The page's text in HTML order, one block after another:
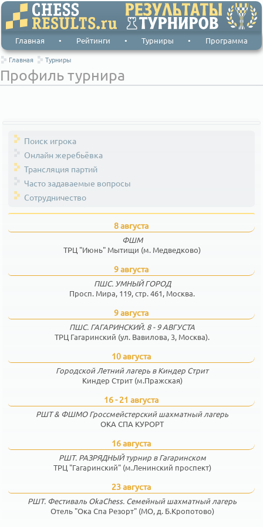
Главная • Рейтинги • Турниры • Программа
Главная Турниры
Профиль турнира
Поиск игрока
Онлайн жеребьёвка
Трансляция партий
Часто задаваемые вопросы
Сотрудничество
8 августа
ФШМ
ТРЦ "Июнь" Мытищи (м. Медведково)
9 августа
ПШС. УМНЫЙ ГОРОД
Просп. Мира, 119, стр. 461, Москва.
9 августа
ПШС. ГАГАРИНСКИЙ. 8 - 9 АВГУСТА
ТРЦ Гагаринский (ул. Вавилова, 3, Москва).
10 августа
Городской Летний лагерь в Киндер Стрит
Киндер Стрит (м.Пражская)
16 - 21 августа
РШТ & ФШМО Гроссмейстерский шахматный лагерь
ОКА СПА КУРОРТ
16 августа
РШТ. РАЗРЯДНЫЙ турнир в Гагаринском
ТРЦ "Гагаринский" (м.Ленинский проспект)
23 августа
РШТ. Фестиваль OkaChess. Семейный шахматный лагерь
Отель "Ока Спа Резорт" (МО, д. Б.Кропотово)